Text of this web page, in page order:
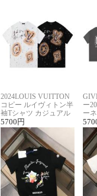
2024LOUIS VUITTON
コピー ルイヴィトン半
袖Tシャツ カジュアル
に馴染む 2色展開
5700 円
ー
ー
ー